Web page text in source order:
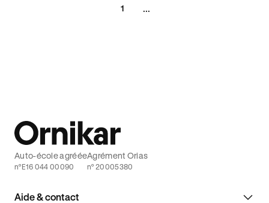
1 ...
Aide & contact
Auto-école agréée
n°E16 044 00090
Agrément Orias
n° 20005380